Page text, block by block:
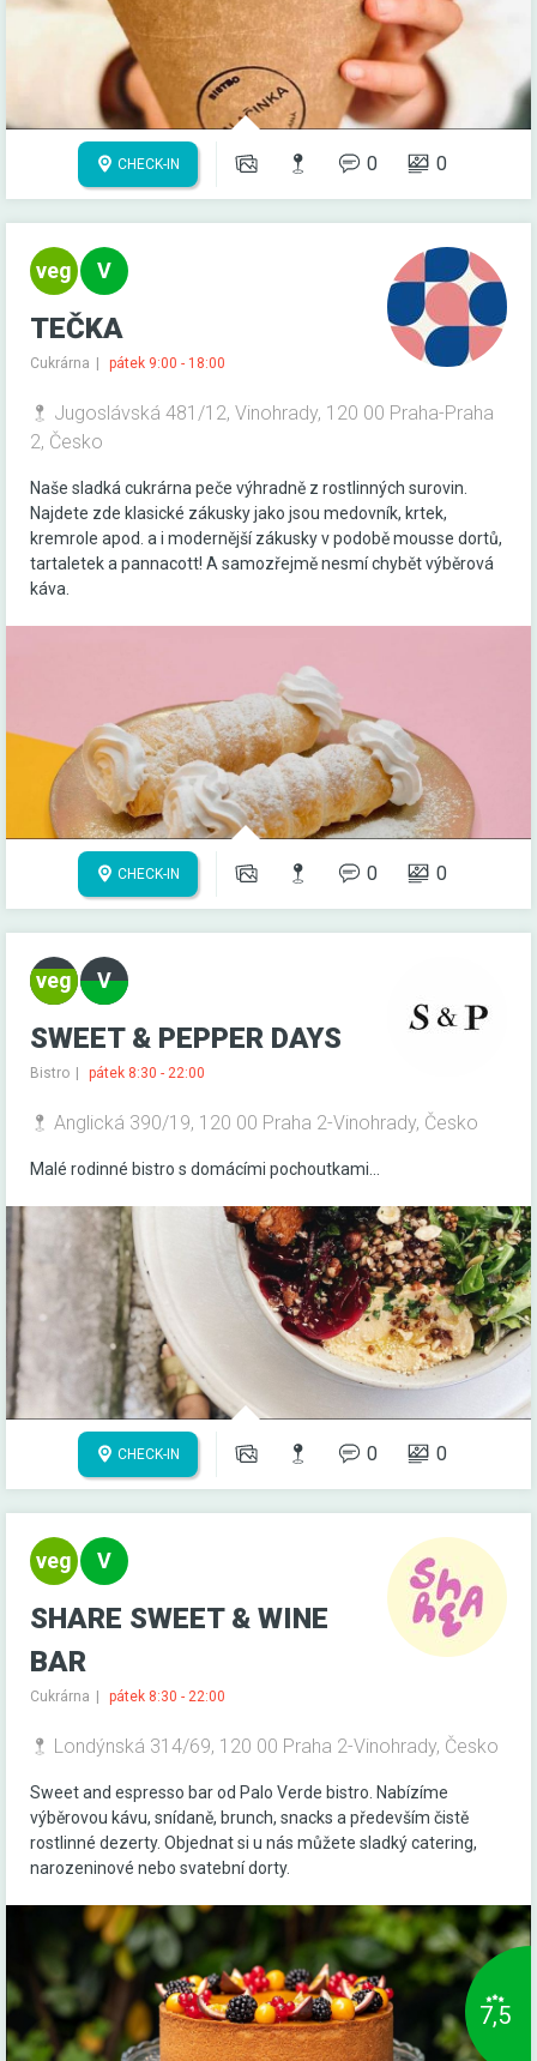
CHECK-IN 0 0
TEČKA
Cukrárna pátek 9:00 - 18:00
Jugoslávská 481/12, Vinohrady, 120 00 Praha-Praha
2, Česko
Naše sladká cukrárna peče výhradně z rostlinných surovin.
Najdete zde klasické zákusky jako jsou medovník, krtek,
kremrole apod. a i modernější zákusky v podobě mousse dortů,
tartaletek a pannacott! A samozřejmě nesmí chybět výběrová
káva.
CHECK-IN 0 0
SWEET & PEPPER DAYS
Bistro pátek 8:30 - 22:00
Anglická 390/19, 120 00 Praha 2-Vinohrady, Česko
Malé rodinné bistro s domácími pochoutkami...
CHECK-IN 0 0
SHARE SWEET & WINE
BAR
Cukrárna pátek 8:30 - 22:00
Londýnská 314/69, 120 00 Praha 2-Vinohrady, Česko
Sweet and espresso bar od Palo Verde bistro. Nabízíme
výběrovou kávu, snídaně, brunch, snacks a především čistě
rostlinné dezerty. Objednat si u nás můžete sladký catering,
narozeninové nebo svatební dorty.
7,5